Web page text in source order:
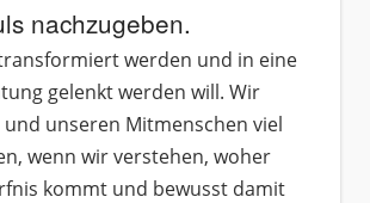
nachzugeben.
werden und in eine
gelenkt werden will. Wir
unseren Mitmenschen viel
wenn wir verstehen, woher
kommt und bewusst damit